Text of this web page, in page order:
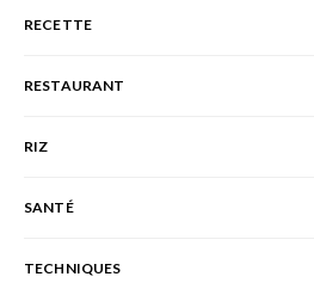
RECETTE
RESTAURANT
RIZ
SANTÉ
TECHNIQUES